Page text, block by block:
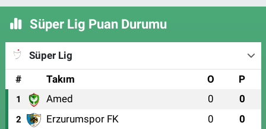
Süper Lig Puan Durumu
Süper Lig
#
Takım O P
1 Amed 0 0
2 Erzurumspor FK 0 0